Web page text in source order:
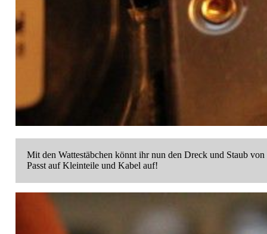
Mit den Wattestäbchen könnt ihr nun den Dreck und Staub
Passt auf Kleinteile und Kabel auf!